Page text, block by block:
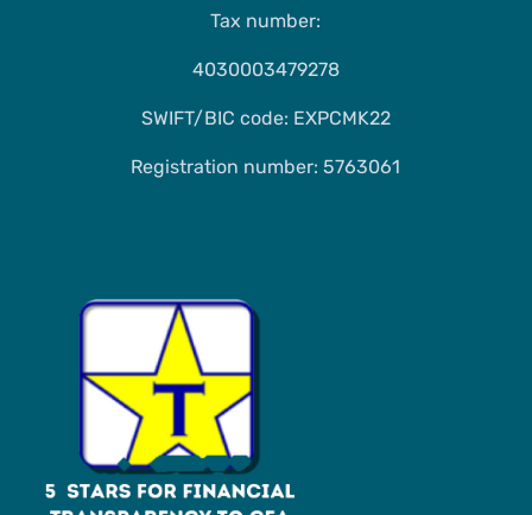
Tax number:
4030003479278
SWIFT/BIC code: EXPCMK22
Registration number: 5763061